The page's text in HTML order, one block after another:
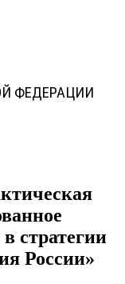
ФЕДЕРАЦИИ
стратегии
России»